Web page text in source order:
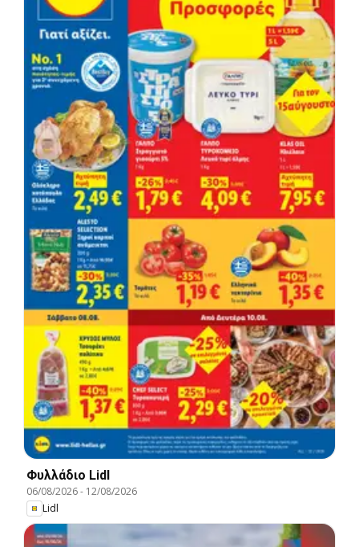
Φυλλάδιο Lidl
06/08/2026- 12/08/2026
Lidl